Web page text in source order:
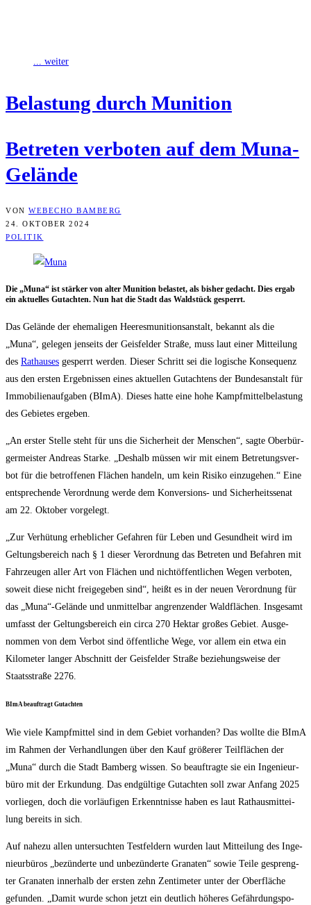
... weiter
Belas­tung durch Munition
Betre­ten ver­bo­ten auf dem Muna-
Gelände
VON WEBECHO BAMBERG
24. OKTOBER 2024
POLITIK
Die „Muna“ ist stär­ker von alter Muni­ti­on belas­tet, als bis­her gedacht. Dies ergab
ein aktu­el­les Gut­ach­ten. Nun hat die Stadt das Wald­stück gesperrt.
Das Gelän­de der ehe­ma­li­gen Hee­res­mu­ni­ti­ons­an­stalt, bekannt als die
„Muna“, gele­gen jen­seits der Geis­fel­der Stra­ße, muss laut einer Mit­tei­lung
des Rat­hau­ses gesperrt wer­den. Die­ser Schritt sei die logi­sche Kon­se­quenz
aus den ers­ten Ergeb­nis­sen eines aktu­el­len Gut­ach­tens der Bun­des­an­stalt für
Immo­bi­li­en­auf­ga­ben (BImA). Die­ses hat­te eine hohe Kampf­mit­tel­be­las­tung
des Gebie­tes ergeben.
„An ers­ter Stel­le steht für uns die Sicher­heit der Men­schen“, sag­te Ober­bür­
ger­meis­ter Andre­as Star­ke. „Des­halb müs­sen wir mit einem Betre­tungs­ver­
bot für die betrof­fe­nen Flä­chen han­deln, um kein Risi­ko ein­zu­ge­hen.“ Eine
ent­spre­chen­de Ver­ord­nung wer­de dem Kon­ver­si­ons- und Sicher­heits­se­nat
am 22. Okto­ber vorgelegt.
„Zur Ver­hü­tung erheb­li­cher Gefah­ren für Leben und Gesund­heit wird im
Gel­tungs­be­reich nach § 1 die­ser Ver­ord­nung das Betre­ten und Befah­ren mit
Fahr­zeu­gen aller Art von Flä­chen und nicht­öf­fent­li­chen Wegen ver­bo­ten,
soweit die­se nicht frei­ge­ge­ben sind“, heißt es in der neu­en Ver­ord­nung für
das „Muna“-Gelände und unmit­tel­bar angren­zen­der Wald­flä­chen. Ins­ge­samt
umfasst der Gel­tungs­be­reich ein cir­ca 270 Hekt­ar gro­ßes Gebiet. Aus­ge­
nom­men von dem Ver­bot sind öffent­li­che Wege, vor allem ein etwa ein
Kilo­me­ter lan­ger Abschnitt der Geis­fel­der Stra­ße bezie­hungs­wei­se der
Staats­stra­ße 2276.
BImA beauf­tragt Gutachten
Wie vie­le Kampf­mit­tel sind in dem Gebiet vor­han­den? Das woll­te die BImA
im Rah­men der Ver­hand­lun­gen über den Kauf grö­ße­rer Teil­flä­chen der
„Muna“ durch die Stadt Bam­berg wis­sen. So beauf­trag­te sie ein Inge­nieur­
bü­ro mit der Erkun­dung. Das end­gül­ti­ge Gut­ach­ten soll zwar Anfang 2025
vor­lie­gen, doch die vor­läu­fi­gen Erkennt­nis­se haben es laut Rat­haus­mit­tei­
lung bereits in sich.
Auf nahe­zu allen unter­such­ten Test­fel­dern wur­den laut Mit­tei­lung des Inge­
nieur­bü­ros „bezün­der­te und unbe­zün­der­te Gra­na­ten“ sowie Tei­le gespreng­
ter Gra­na­ten inner­halb der ers­ten zehn Zen­ti­me­ter unter der Ober­flä­che
gefun­den. „Damit wur­de schon jetzt ein deut­lich höhe­res Gefähr­dungs­po­